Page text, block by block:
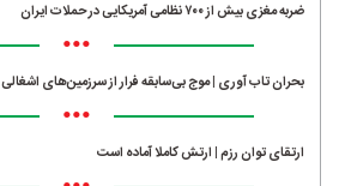
ضربه مغزی بیش از ۷۰۰ نظامی آمریکایی در حملات ایران
•••
بحران تاب آوری | موج بی‌سابقه فرار از سرزمین‌های اشغالی
•••
ارتقای توان رزم | ارتش کاملا آماده است